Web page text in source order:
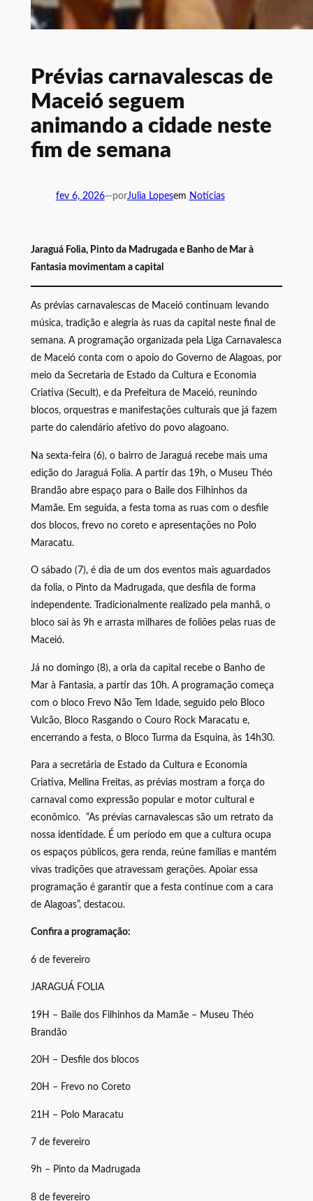
Prévias carnavalescas de
Maceió seguem
animando a cidade neste
fim de semana
fev 6, 2026—porJulia Lopesem Notícias
Jaraguá Folia, Pinto da Madrugada e Banho de Mar à
Fantasia movimentam a capital
As prévias carnavalescas de Maceió continuam levando
música, tradição e alegria às ruas da capital neste final de
semana. A programação organizada pela Liga Carnavalesca
de Maceió conta com o apoio do Governo de Alagoas, por
meio da Secretaria de Estado da Cultura e Economia
Criativa (Secult), e da Prefeitura de Maceió, reunindo
blocos, orquestras e manifestações culturais que já fazem
parte do calendário afetivo do povo alagoano.
Na sexta-feira (6), o bairro de Jaraguá recebe mais uma
edição do Jaraguá Folia. A partir das 19h, o Museu Théo
Brandão abre espaço para o Baile dos Filhinhos da
Mamãe. Em seguida, a festa toma as ruas com o desfile
dos blocos, frevo no coreto e apresentações no Polo
Maracatu.
O sábado (7), é dia de um dos eventos mais aguardados
da folia, o Pinto da Madrugada, que desfila de forma
independente. Tradicionalmente realizado pela manhã, o
bloco sai às 9h e arrasta milhares de foliões pelas ruas de
Maceió.
Já no domingo (8), a orla da capital recebe o Banho de
Mar à Fantasia, a partir das 10h. A programação começa
com o bloco Frevo Não Tem Idade, seguido pelo Bloco
Vulcão, Bloco Rasgando o Couro Rock Maracatu e,
encerrando a festa, o Bloco Turma da Esquina, às 14h30.
Para a secretária de Estado da Cultura e Economia
Criativa, Mellina Freitas, as prévias mostram a força do
carnaval como expressão popular e motor cultural e
econômico. “As prévias carnavalescas são um retrato da
nossa identidade. É um período em que a cultura ocupa
os espaços públicos, gera renda, reúne famílias e mantém
vivas tradições que atravessam gerações. Apoiar essa
programação é garantir que a festa continue com a cara
de Alagoas”, destacou.
Confira a programação:
6 de fevereiro
JARAGUÁ FOLIA
19H – Baile dos Filhinhos da Mamãe – Museu Théo
Brandão
20H – Desfile dos blocos
20H – Frevo no Coreto
21H – Polo Maracatu
7 de fevereiro
9h – Pinto da Madrugada
8 de fevereiro